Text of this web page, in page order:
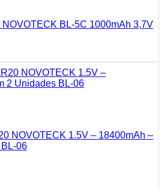
BL-5C 1000mAh 3,7V
NOVOTECK 1.5V – 18400mAh –
06